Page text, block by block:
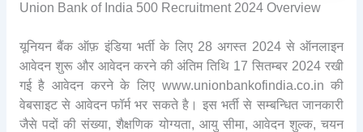
Union Bank of India 500 Recruitment 2024 Overview
यूनियन बैंक ऑफ़ इंडिया भर्ती के लिए 28 अगस्त 2024 से ऑनलाइन
आवेदन शुरू और आवेदन करने की अंतिम तिथि 17 सितम्बर 2024 रखी
गई है आवेदन करने के लिए www.unionbankofindia.co.in की
वेबसाइट से आवेदन फॉर्म भर सकते है। इस भर्ती से सम्बन्धित जानकारी
जैसे पदों की संख्या, शैक्षणिक योग्यता, आयु सीमा, आवेदन शुल्क, चयन